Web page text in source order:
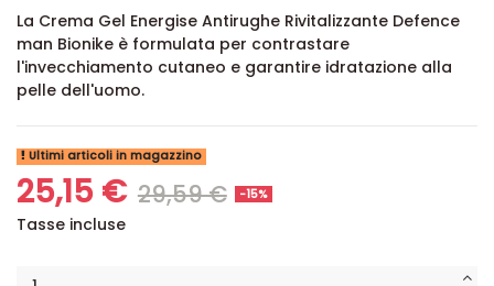
La Crema Gel Energise Antirughe Rivitalizzante Defence
man Bionike è formulata per contrastare
l'invecchiamento cutaneo e garantire idratazione alla
pelle dell'uomo.
Ultimi articoli in magazzino
25,15 € 29,59 € -15%
Tasse incluse